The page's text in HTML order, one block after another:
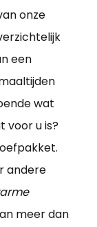
onze
een
wat
voor u is?
andere
meer dan